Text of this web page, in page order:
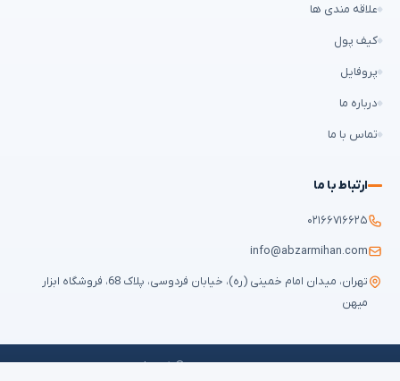
علاقه مندی ها
کیف پول
پروفایل
درباره ما
تماس با ما
ارتباط با ما
۰۲۱۶۶۷۱۶۶۲۵
info@abzarmihan.com
تهران، میدان امام خمینی (ره)، خیابان فردوسی، پلاک 68، فروشگاه ابزار
میهن
تمامی حقوق برایابزار میهنمحفوظ است © ۲۰۲۶ | طراحی سایت و سئو:
ایران